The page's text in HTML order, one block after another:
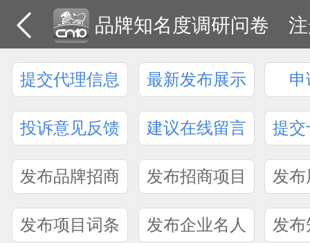
品牌知名度调研问卷
提交代理信息 最新发布展示 申
投诉意见反馈 建议在线留言 提交
发布品牌招商 发布招商项目 发
发布项目词条 发布企业名人 发